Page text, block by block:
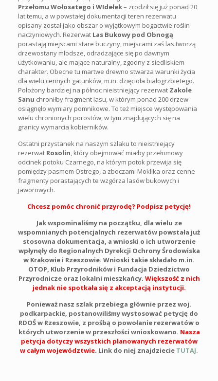
Przełomu Wołosatego i WIdełek– zrodził się już ponad 20
lat temu, a w powstałej dokumentacji teren rezerwatu
opisany został jako obszar o wyjątkowym bogactwie roślin
naczyniowych. Rezerwat Las Bukowy pod Obnogą
porastają miejscami stare buczyny, miejscami zaś las tworzą
drzewostany młodsze, odradzające się po dawnym
użytkowaniu, ale mające naturalny, zgodny z siedliskiem
charakter. Obecne tu martwe drewno stwarza warunki życia
dla wielu cennych gatunków, m.in. dzięcioła białogrzbietego.
Położony bardziej na północ nieistniejący rezerwat Zakole
Sanu chroniłby fragment lasu, w którym ponad 200 drzew
osiągnęło wymiary pomnikowe. To też miejsce występowania
wielu chronionych porostów, w tym znajdujących się na
granicy wymarcia kobierników.
Ostatni przystanek na naszym szlaku to nieistniejący
rezerwat Rosolin, który obejmować miałby przełomowy
odcinek potoku Czarnego, na którym potok przewija się
pomiędzy pasmem Ostrego, a zboczami Moklika oraz cenne
fragmenty porastających te wzgórza lasów bukowych i
jaworowych.
Chcesz pomóc chronić przyrodę? Podpisz petycję!
Jak wspominaliśmy na początku, dla wielu ze
wspomnianych potencjalnych rezerwatów powstała już
stosowna dokumentacja, a wnioski o ich utworzenie
wpłynęły do Regionalnych Dyrekcji Ochrony Środowiska
w Krakowie i Rzeszowie. Wnioski takie składało m.in.
OTOP, Klub Przyrodników i Fundacja Dziedzictwo
Przyrodnicze oraz lokalni mieszkańcy. Większość z nich
jednak nie spotkała się z akceptacją instytucji.
Ponieważ nasz szlak przebiega głównie przez woj.
podkarpackie, postanowiliśmy wystosować petycję do
RDOŚ w Rzeszowie, z prośbą o powołanie rezerwatów o
których utworzenie w przeszłości wnioskowano. Nasza
petycja dotyczy wszystkich planowanych rezerwatów
w całym województwie. Link do niej znajdziecie TUTAJ.